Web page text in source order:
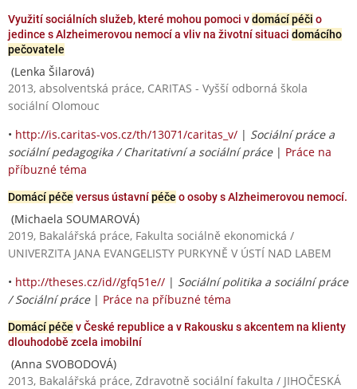
Využití sociálních služeb, které mohou pomoci vdomácí péči o
jedince s Alzheimerovou nemocí a vliv na životní situaci domácího
pečovatele
(Lenka Šilarová)
2013, absolventská práce, CARITAS - Vyšší odborná škola
sociální Olomouc
• http://is.caritas-vos.cz/th/13071/caritas_v/ | Sociální práce a
sociální pedagogika / Charitativní a sociální práce| Práce na
příbuzné téma
Domácí péče versus ústavnípéče o osoby s Alzheimerovou nemocí.
(Michaela SOUMAROVÁ)
2019, Bakalářská práce, Fakulta sociálně ekonomická /
UNIVERZITA JANA EVANGELISTY PURKYNĚ V ÚSTÍ NAD LABEM
• http://theses.cz/id//gfq51e// | Sociální politika a sociální práce
/ Sociální práce| Práce na příbuzné téma
Domácí péče v České republice a v Rakousku s akcentem na klienty
dlouhodobě zcela imobilní
(Anna SVOBODOVÁ)
2013, Bakalářská práce, Zdravotně sociální fakulta / JIHOČESKÁ